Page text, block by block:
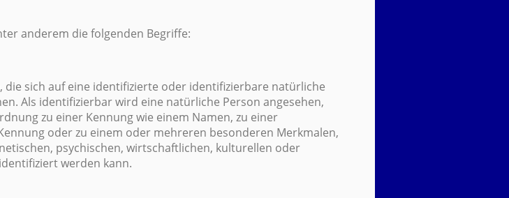
anderem die folgenden Begriffe:
sich auf eine identifizierte oder identifizierbare natürliche
Als identifizierbar wird eine natürliche Person angesehen,
zu einer Kennung wie einem Namen, zu einer
oder zu einem oder mehreren besonderen Merkmalen,
psychischen, wirtschaftlichen, kulturellen oder
werden kann.